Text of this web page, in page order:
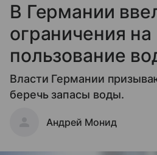
В Германии
ограничения на
пользование
Власти Германии
беречь запасы воды.
Андрей Монид